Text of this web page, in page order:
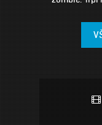
představují
parta
apokalypsy
nejsou
Nový český
Adama